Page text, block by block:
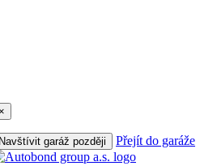
×
Navštívit garáž později Přejít do garáže